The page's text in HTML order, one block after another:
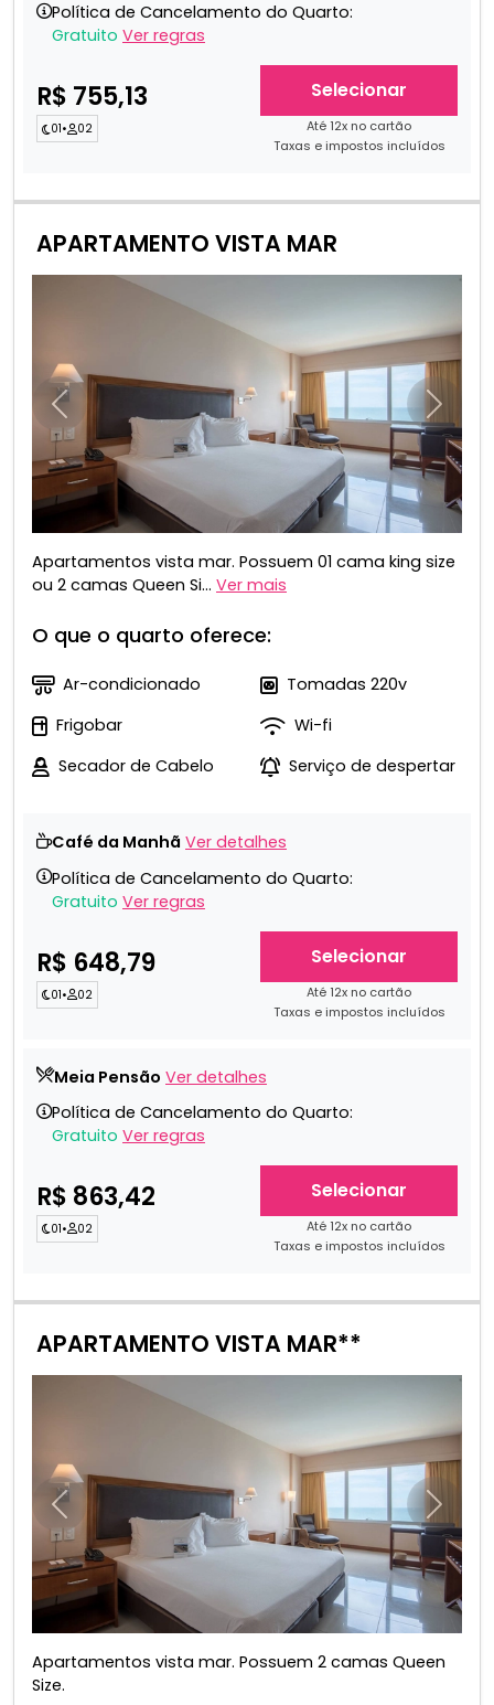
Política de Cancelamento do Quarto:
Gratuito Ver regras
R$ 755,13
01• 02
Selecionar
Até 12x no cartão
Taxas e impostos incluídos
APARTAMENTO VISTA MAR
Anterior
Apartamentos vista mar. Possuem 01 cama king size
ou 2 camas Queen Si... Ver mais
O que o quarto oferece:
Ar-condicionado
Tomadas 220v
Frigobar
Wi-fi
Secador de Cabelo
Serviço de despertar
Café da Manhã Ver detalhes
Política de Cancelamento do Quarto:
Gratuito Ver regras
R$ 648,79
01• 02
Selecionar
Até 12x no cartão
Taxas e impostos incluídos
Meia Pensão Ver detalhes
Política de Cancelamento do Quarto:
Gratuito Ver regras
R$ 863,42
01• 02
Selecionar
Até 12x no cartão
Taxas e impostos incluídos
APARTAMENTO VISTA MAR**
Anterior
Apartamentos vista mar. Possuem 2 camas Queen
Size.